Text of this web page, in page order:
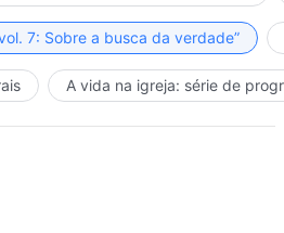
7: Sobre a busca da verdade”
A vida na igreja: série de